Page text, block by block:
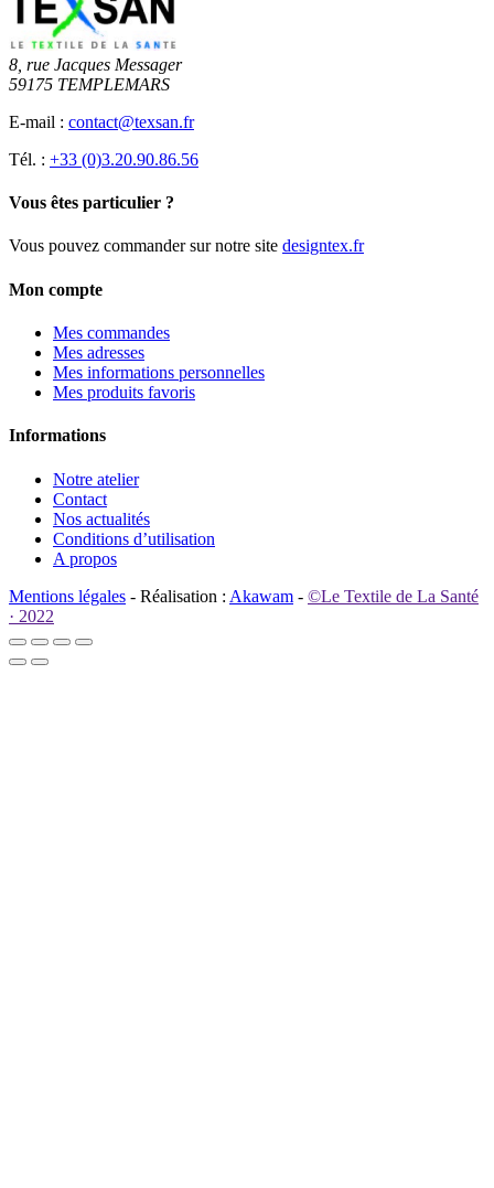
8, rue Jacques Messager
59175 TEMPLEMARS
E-mail : contact@texsan.fr
Tél. : +33 (0)3.20.90.86.56
Vous êtes particulier ?
Vous pouvez commander sur notre site designtex.fr
Mon compte
Mes commandes
Mes adresses
Mes informations personnelles
Mes produits favoris
Informations
Notre atelier
Contact
Nos actualités
Conditions d’utilisation
A propos
Mentions légales - Réalisation : Akawam - ©Le Textile de La Santé
· 2022